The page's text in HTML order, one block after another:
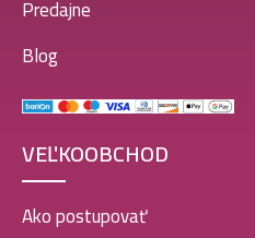
Predajne
Blog
VEĽKOOBCHOD
Ako postupovať